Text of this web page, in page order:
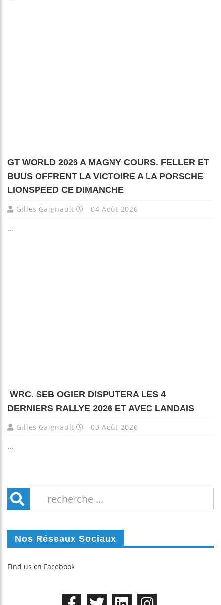
GT WORLD 2026 A MAGNY COURS. FELLER ET
BUUS OFFRENT LA VICTOIRE A LA PORSCHE
LIONSPEED CE DIMANCHE
Gilles Gaignault 04 Août 2026
...
WRC. SEB OGIER DISPUTERA LES 4
DERNIERS RALLYE 2026 ET AVEC LANDAIS
Gilles Gaignault 03 Août 2026
...
Nos Réseaux Sociaux
Find us on Facebook